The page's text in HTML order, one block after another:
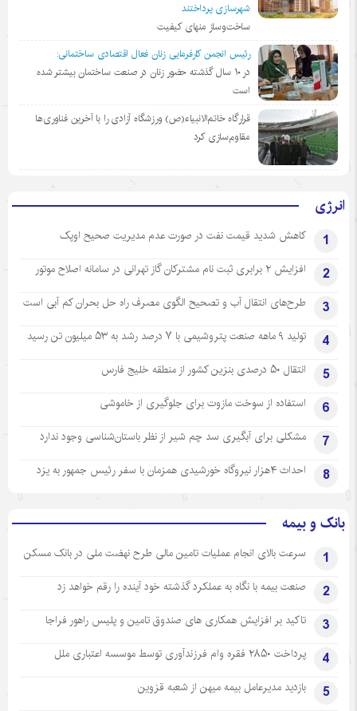
شهرسازی پرداختند
ساخت‌وساز منهای کیفیت
رئیس انجمن کارفرمایی زنان فعال اقتصادی ساختمانی:
در ١٠ سال گذشته حضور زنان در صنعت ساختمان بیشتر شده
است
قرارگاه خاتم‌الانبیاء(ص) ورزشگاه آزادی را با آخرین فناوری‌ها
مقاوم‌سازی کرد
انرژی
1 کاهش شدید قیمت نفت در صورت عدم مدیریت صحیح اوپک
2 افزایش ۲ برابری ثبت نام مشترکان گاز تهرانی‌ در سامانه اصلاح موتور
3 طرح‌های انتقال آب و تصحیح الگوی مصرف راه حل بحران کم آبی است
4 تولید ۹ ماهه صنعت پتروشیمی با ۷ درصد رشد به ۵۳ میلیون تن رسید
5 انتقال ۵۰ درصدی بنزین کشور از منطقه خلیج فارس
6 استفاده از سوخت مازوت برای جلوگیری از خاموشی
7 مشکلی برای آبگیری سد چم شیر از نظر باستان‌شناسی وجود ندارد
8 احداث ۴هزار نیروگاه خورشیدی همزمان با سفر رئیس جمهور به یزد
بانک و بیمه
1 سرعت بالای انجام عملیات تامین مالی طرح نهضت ملی در بانک مسکن
2 صنعت بیمه با نگاه به عملکرد گذشته خود آینده را رقم خواهد زد
3 تاکید بر افزایش همکاری های صندوق تامین و پلیس راهور فراجا
4 پرداخت ۲۸۵۰ فقره وام فرزندآوری توسط موسسه اعتباری ملل
5 بازدید مدیرعامل بیمه میهن از شعبه قزوین